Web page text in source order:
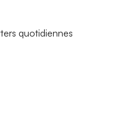
quotidiennes